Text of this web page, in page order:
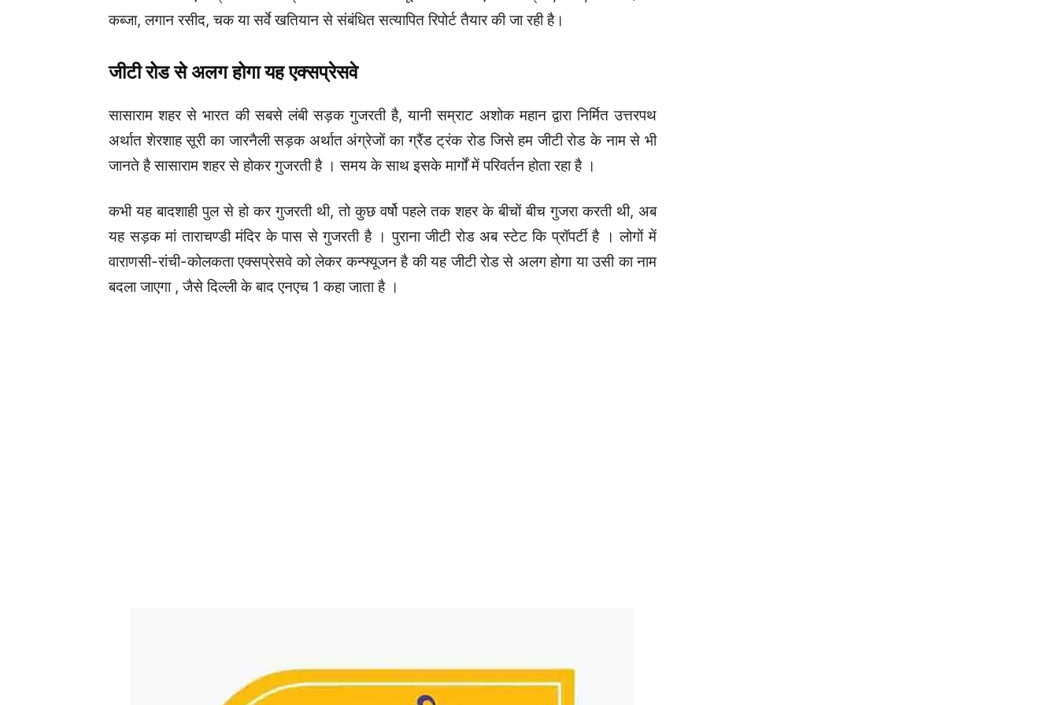
परियोजना के लिए राष्ट्रीय राजमार्ग प्राधिकरण की ओर से भू-अर्जन के लिए राजस्व ग्राम, रैयत, उनकी दखल
सासाराम शहर से भारत की सबसे लंबी सड़क गुजरती है, यानी सम्राट अशोक महान द्वारा निर्मित उत्तरपथ
अर्थात शेरशाह सूरी का जारनैली सड़क अर्थात अंग्रेजों का ग्रैंड ट्रंक रोड जिसे हम जीटी रोड के नाम से भी
कभी यह बादशाही पुल से हो कर गुजरती थी, तो कुछ वर्षो पहले तक शहर के बीचों बीच गुजरा करती थी, अब
यह सड़क मां ताराचण्डी मंदिर के पास से गुजरती है ।पुराना जीटी रोड अब स्टेट कि प्रॉपर्टी है । लोगों में
वाराणसी-रांची-कोलकता एक्सप्रेसवे को लेकर कन्फ्यूजन है की यह जीटी रोड से अलग होगा या उसी का नाम